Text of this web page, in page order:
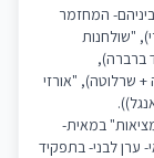
המחזמר
"שולחנות
ברברה),
+ שרלוטה), "אורזי
במאית-
ערן לבני- בתפקיד